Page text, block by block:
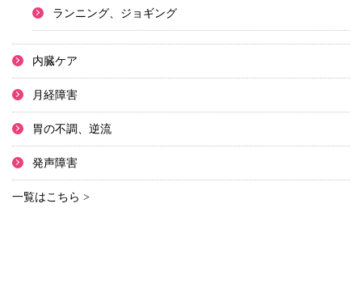
ランニング、ジョギング
内臓ケア
月経障害
胃の不調、逆流
発声障害
一覧はこちら >